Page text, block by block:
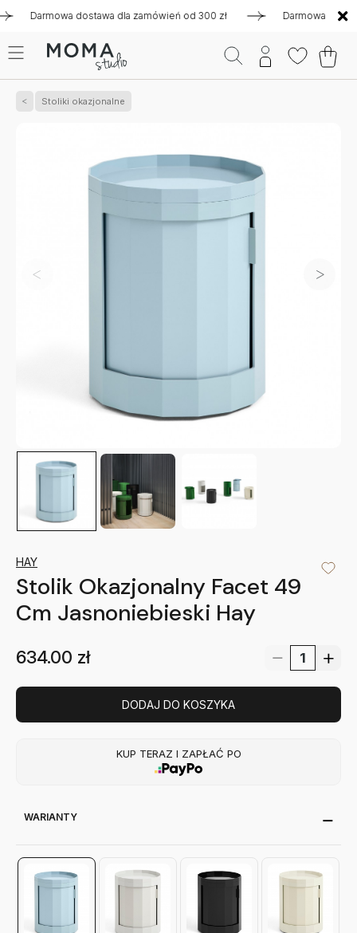
dostawa dla zamówień od 300 zł Darmowa dostawa
Stoliki okazjonalne
HAY
Stolik Okazjonalny Facet 49
Cm Jasnoniebieski Hay
634.00 zł
DODAJ DO KOSZYKA
KUP TERAZ I ZAPŁAĆ PO
WARIANTY